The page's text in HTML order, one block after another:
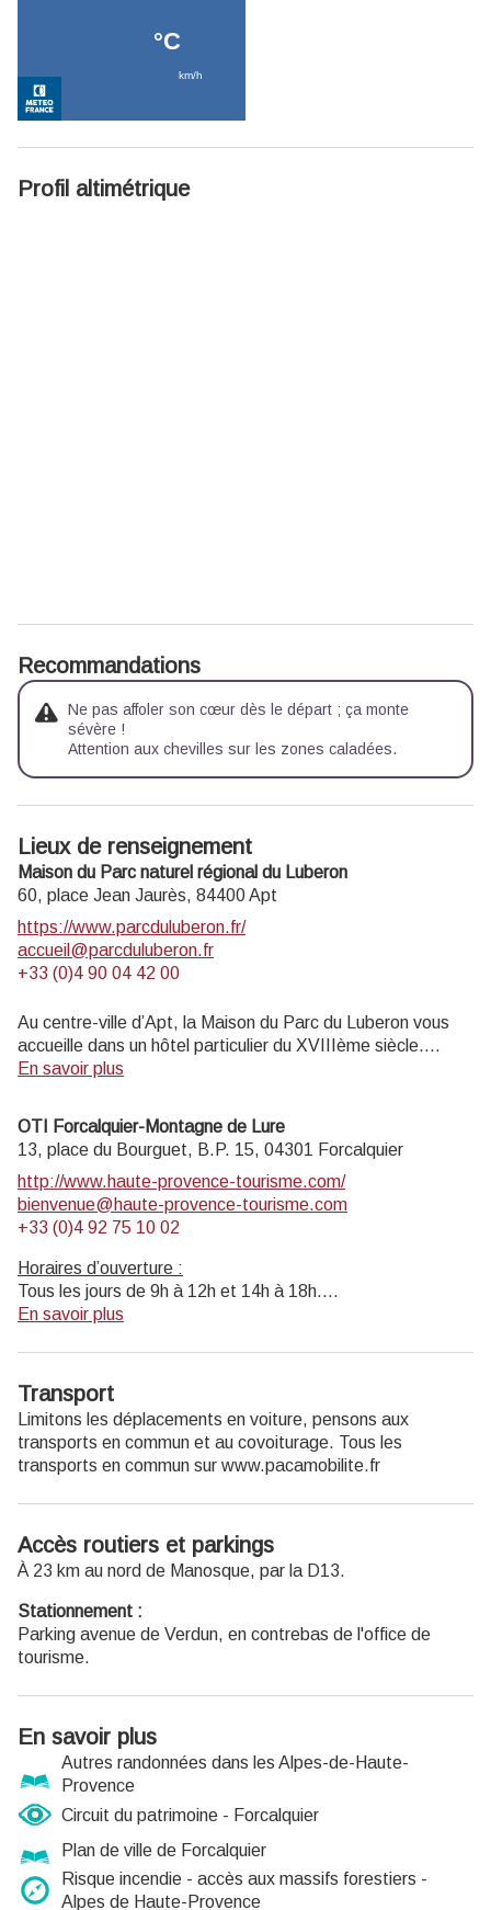
Profil altimétrique
Recommandations
Ne pas affoler son cœur dès le départ ; ça monte
sévère !
Attention aux chevilles sur les zones caladées.
Lieux de renseignement
Maison du Parc naturel régional du Luberon
60, place Jean Jaurès, 84400Apt
https://www.parcduluberon.fr/
accueil@parcduluberon.fr
+33 (0)4 90 04 42 00
Au centre-ville d’Apt, la Maison du Parc du Luberon vous
accueille dans un hôtel particulier du XVIIIème siècle.
Informations touristiques et vente de livres, cartes,
Exposition permanente visite gratuite.
Musée de géologie entrée payante (4 € ; 2€ réduit ; gratuit
moins de 18 ans, scolaires, enseignants).
Ouvert au public lundi, mardi, jeudi 14h-17h30, et mercredi
9h-12h30 et 14h-17h30 (hors jours fériés).
En savoir plus
OTI Forcalquier-Montagne de Lure
13, place du Bourguet, B.P. 15, 04301
Forcalquier
http://www.haute-provence-tourisme.com/
bienvenue@haute-provence-tourisme.com
+33 (0)4 92 75 10 02
Horaires d’ouverture :
Tous les jours de 9h à 12h et 14h à 18h.
Fermé le mardi et le dimanche.
En savoir plus
Transport
Limitons les déplacements en voiture, pensons aux
transports en commun et au covoiturage. Tous les
transports en commun sur www.pacamobilite.fr
Accès routiers et parkings
À 23 km au nord de Manosque, par la D13.
Stationnement :
Parking avenue de Verdun, en contrebas de l'office de
tourisme.
En savoir plus
Autres randonnées dans les Alpes-de-Haute-
Provence
Circuit du patrimoine - Forcalquier
Plan de ville de Forcalquier
Risque incendie - accès aux massifs forestiers -
Alpes de Haute-Provence